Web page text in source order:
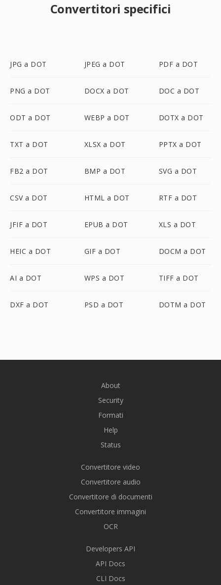
Convertitori specifici
JPG a DOT JPEG a DOT PDF a DOT
PNG a DOT DOCX a DOT DOC a DOT
ODT a DOT WEBP a DOT DOTX a DOT
TXT a DOT XLSX a DOT PPTX a DOT
FB2 a DOT BMP a DOT SVG a DOT
CSV a DOT HTML a DOT RTF a DOT
JFIF a DOT EPUB a DOT XLS a DOT
HEIC a DOT GIF a DOT DOCM a DOT
AI a DOT WPS a DOT TIFF a DOT
DXF a DOT PSD a DOT DOTM a DOT
About
Security
Formati
Help
Status
Convertitore video
Convertitore audio
Convertitore di documenti
Convertitore immagini
OCR
Developers API
API Docs
CLI Docs